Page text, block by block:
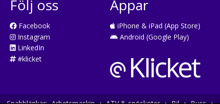
Följ oss
Facebook
Instagram
LinkedIn
#klicket
Appar
iPhone & iPad (App Store)
Android (Google Play)